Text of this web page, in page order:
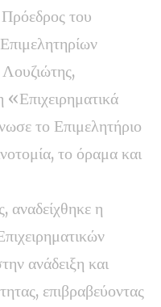
του
το Επιμελητήριο
το όραμα και
αναδείχθηκε η
ανάδειξη και
επιβραβεύοντας